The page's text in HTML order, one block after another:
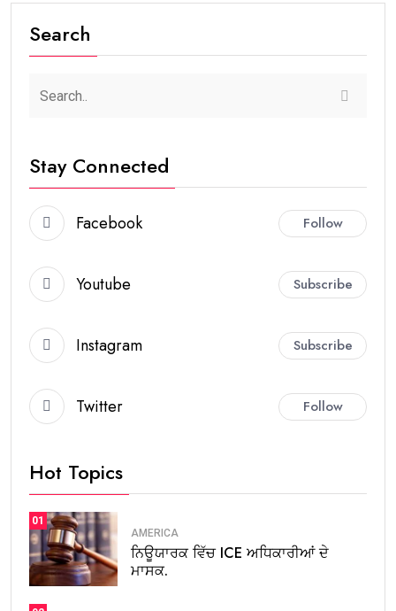
Search
Stay Connected
Facebook Follow
Youtube Subscribe
Instagram Subscribe
Twitter Follow
Hot Topics
01
AMERICA
ਨਿਊਯਾਰਕ ਵਿੱਚ ICE ਅਧਿਕਾਰੀਆਂ ਦੇ
ਮਾਸਕ.